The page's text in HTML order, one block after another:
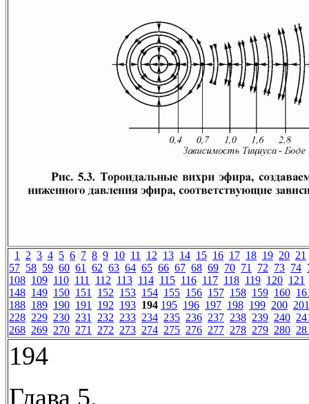
1 2 3 4 5 6 7 8 9 10 11 12 13 14 15 16 17 18 19 20 21
57 58 59 60 61 62 63 64 65 66 67 68 69 70 71 72 73 74
108 109 110 111 112 113 114 115 116 117 118 119 120 121
148 149 150 151 152 153 154 155 156 157 158 159 160
188 189 190 191 192 193 194 195 196 197 198 199 200 201
228 229 230 231 232 233 234 235 236 237 238 239 240
268 269 270 271 272 273 274 275 276 277 278 279 280
194
Глава 5.